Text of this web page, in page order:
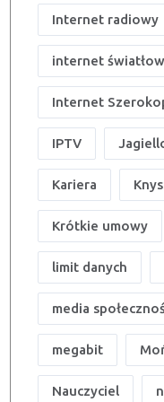
Internet radiowy
internet
Internet
IPTV
Kariera
Krótkie umowy
limit danych
media
megabit
Nauczyciel